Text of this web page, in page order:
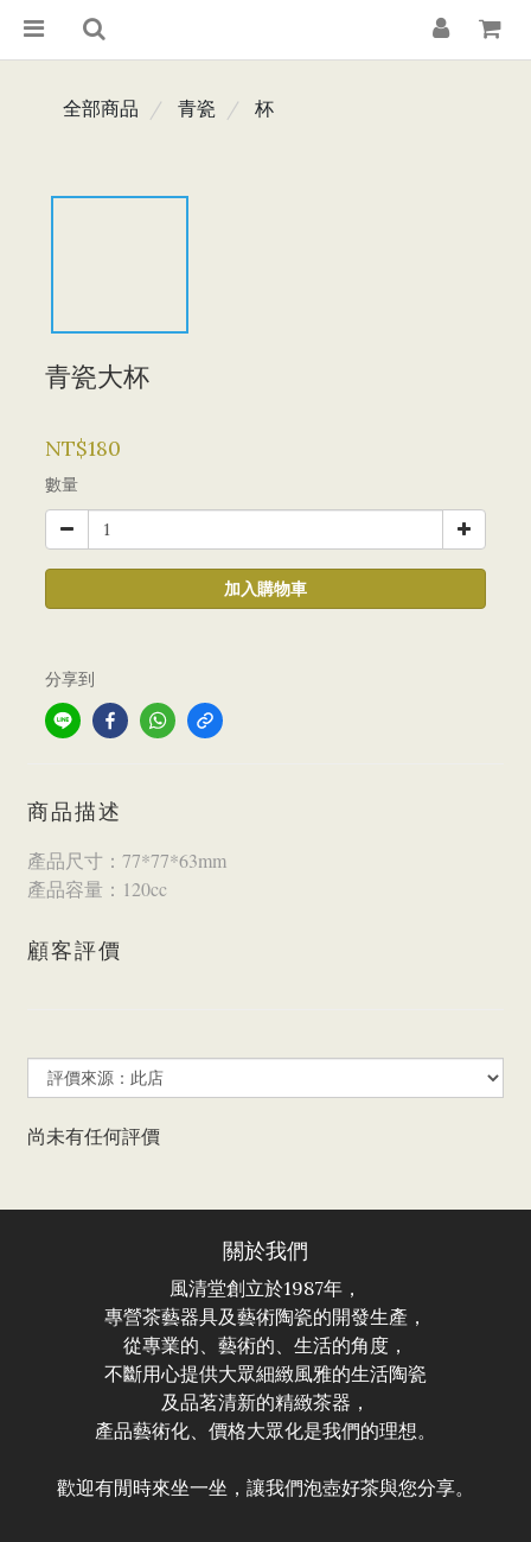
全部商品 青瓷 杯
青瓷大杯
NT$180
數量
加入購物車
分享到
商品描述
產品尺寸：77*77*63mm
產品容量：120cc
顧客評價
尚未有任何評價
關於我們
風清堂創立於1987年，
專營茶藝器具及藝術陶瓷的開發生產，
從專業的、藝術的、生活的角度，
不斷用心提供大眾細緻風雅的生活陶瓷
及品茗清新的精緻茶器，
產品藝術化、價格大眾化是我們的理想。
歡迎有閒時來坐一坐，讓我們泡壺好茶與您分享。